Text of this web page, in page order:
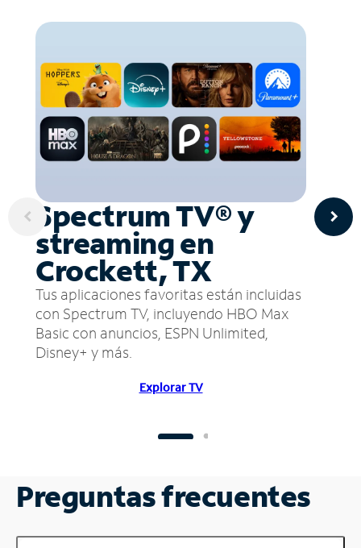
Spectrum TV® y
streaming en
Crockett, TX
Tus aplicaciones favoritas están incluidas
con Spectrum TV, incluyendo HBO Max
Basic con anuncios, ESPN Unlimited,
Disney+ y más.
Explorar TV
Preguntas frecuentes